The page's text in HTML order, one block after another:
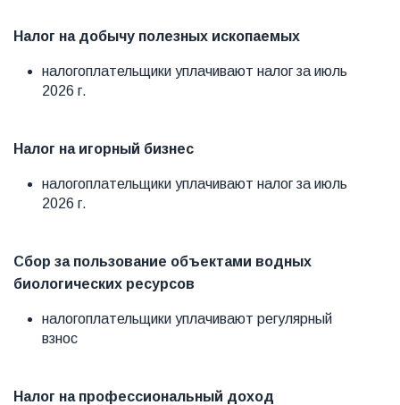
Налог на добычу полезных ископаемых
налогоплательщики уплачивают налог за июль
2026 г.
Налог на игорный бизнес
налогоплательщики уплачивают налог за июль
2026 г.
Сбор за пользование объектами водных
биологических ресурсов
налогоплательщики уплачивают регулярный
взнос
Налог на профессиональный доход